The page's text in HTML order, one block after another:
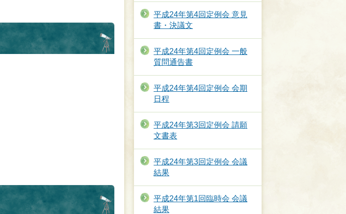
平成24年第4回定例会 意見
書・決議文
平成24年第4回定例会 一般
質問通告書
平成24年第4回定例会 会期
日程
平成24年第3回定例会 請願
文書表
平成24年第3回定例会 会議
結果
平成24年第1回臨時会 会議
結果